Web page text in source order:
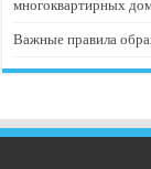
многоквартирных
Важные правила